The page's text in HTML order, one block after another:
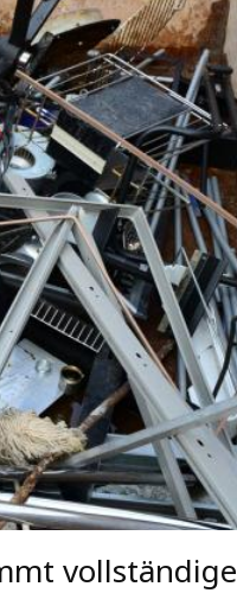
vollständige